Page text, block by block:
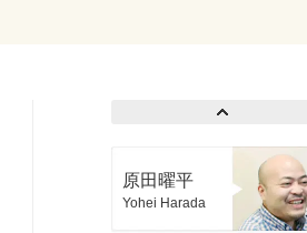
原田曜平
Yohei Harada